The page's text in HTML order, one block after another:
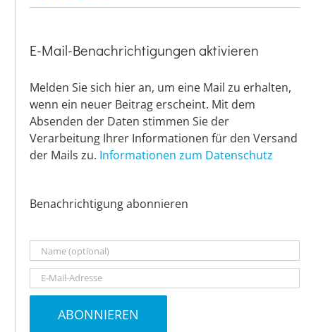
E-Mail-Benachrichtigungen aktivieren
Melden Sie sich hier an, um eine Mail zu erhalten,
wenn ein neuer Beitrag erscheint. Mit dem
Absenden der Daten stimmen Sie der
Verarbeitung Ihrer Informationen für den Versand
der Mails zu. Informationen zum Datenschutz
Benachrichtigung abonnieren